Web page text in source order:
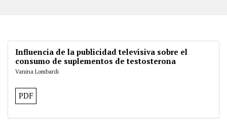
Influencia de la publicidad televisiva sobre el
consumo de suplementos de testosterona
Vanina Lombardi
PDF